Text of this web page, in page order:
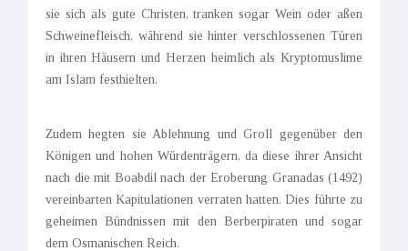
sie sich als gute Christen, tranken sogar Wein oder aßen
Schweinefleisch, während sie hinter verschlossenen Türen
in ihren Häusern und Herzen heimlich als Kryptomuslime
am Islam festhielten.
Zudem hegten sie Ablehnung und Groll gegenüber den
Königen und hohen Würdenträgern, da diese ihrer Ansicht
nach die mit Boabdil nach der Eroberung Granadas (1492)
vereinbarten Kapitulationen verraten hatten. Dies führte zu
geheimen Bündnissen mit den Berberpiraten und sogar
dem Osmanischen Reich.